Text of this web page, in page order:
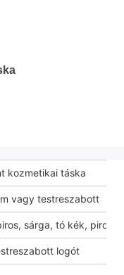
kozmetikai táska
vagy testreszabott
sárga, tó kék, piros,
logót